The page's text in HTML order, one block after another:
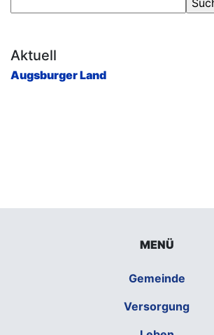
Aktuell
Augsburger Land
MENÜ
Gemeinde
Versorgung